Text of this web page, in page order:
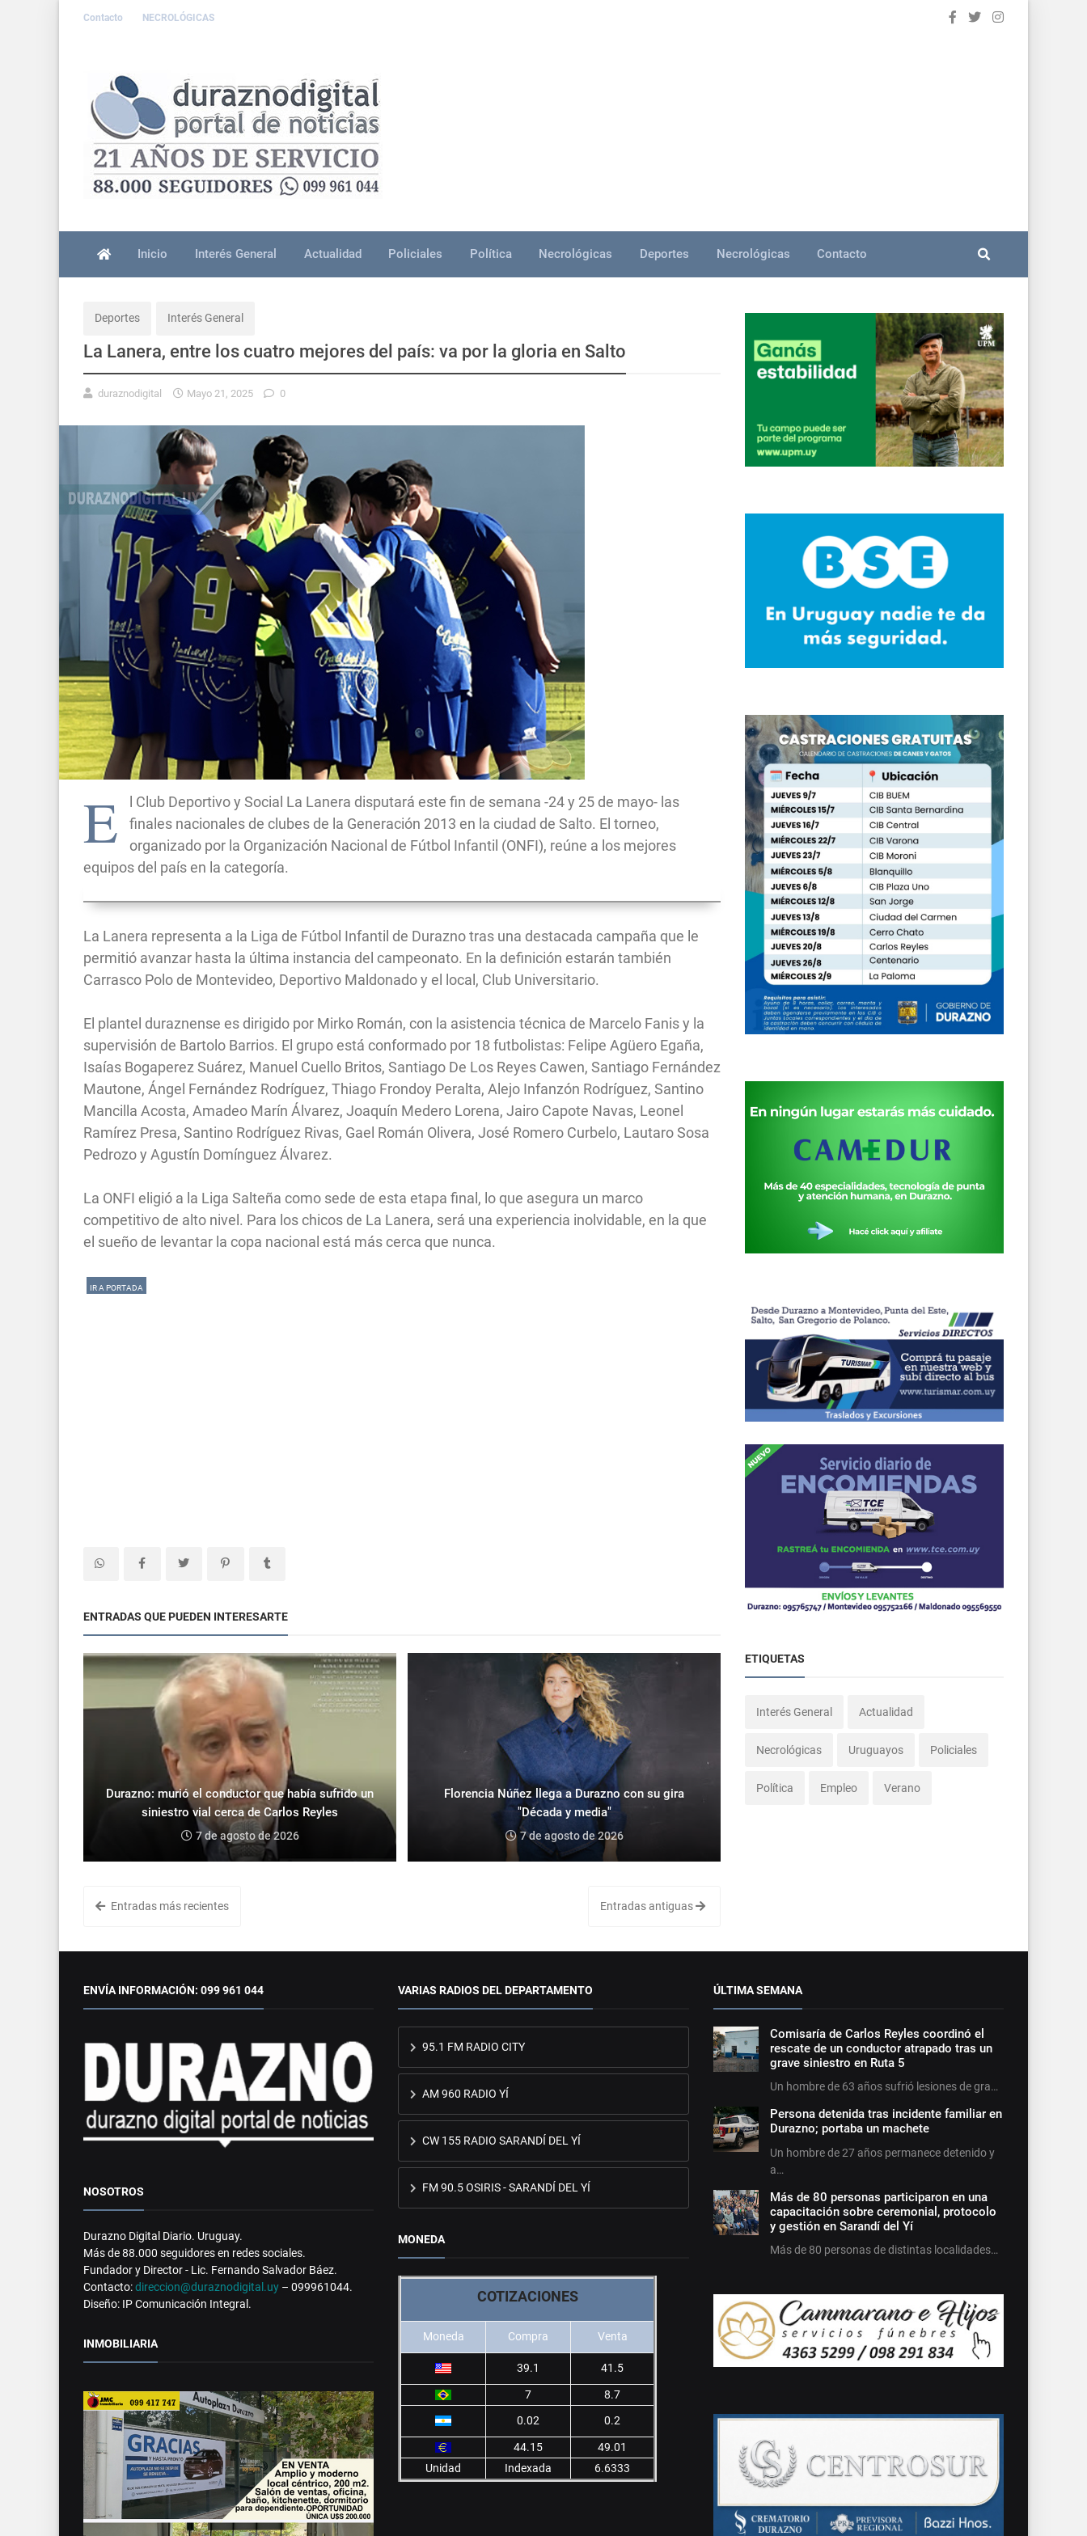
Contacto NECROLÓGICAS
Inicio Interés General Actualidad Policiales Política Necrológicas Deportes Necrológicas Contacto
Deportes Interés General
La Lanera, entre los cuatro mejores del país: va por la gloria en Salto
duraznodigital Mayo 21, 2025 0
E
l Club Deportivo y Social La Lanera disputará este fin de semana -24 y 25 de mayo- las
finales nacionales de clubes de la Generación 2013 en la ciudad de Salto. El torneo,
organizado por la Organización Nacional de Fútbol Infantil (ONFI), reúne a los mejores
equipos del país en la categoría.
La Lanera representa a la Liga de Fútbol Infantil de Durazno tras una destacada campaña que le
permitió avanzar hasta la última instancia del campeonato. En la definición estarán también
Carrasco Polo de Montevideo, Deportivo Maldonado y el local, Club Universitario.
El plantel duraznense es dirigido por Mirko Román, con la asistencia técnica de Marcelo Fanis y la
supervisión de Bartolo Barrios. El grupo está conformado por 18 futbolistas: Felipe Agüero Egaña,
Isaías Bogaperez Suárez, Manuel Cuello Britos, Santiago De Los Reyes Cawen, Santiago Fernández
Mautone, Ángel Fernández Rodríguez, Thiago Frondoy Peralta, Alejo Infanzón Rodríguez, Santino
Mancilla Acosta, Amadeo Marín Álvarez, Joaquín Medero Lorena, Jairo Capote Navas, Leonel
Ramírez Presa, Santino Rodríguez Rivas, Gael Román Olivera, José Romero Curbelo, Lautaro Sosa
Pedrozo y Agustín Domínguez Álvarez.
La ONFI eligió a la Liga Salteña como sede de esta etapa final, lo que asegura un marco
competitivo de alto nivel. Para los chicos de La Lanera, será una experiencia inolvidable, en la que
el sueño de levantar la copa nacional está más cerca que nunca.
IR A PORTADA
ENTRADAS QUE PUEDEN INTERESARTE
Durazno: murió el conductor que había sufrido un
siniestro vial cerca de Carlos Reyles
7 de agosto de 2026
Florencia Núñez llega a Durazno con su gira
"Década y media"
7 de agosto de 2026
Entradas más recientes Entradas antiguas
ETIQUETAS
Interés General Actualidad
Necrológicas Uruguayos Policiales
Política Empleo Verano
ENVÍA INFORMACIÓN: 099 961 044
NOSOTROS
Durazno Digital Diario. Uruguay.
Más de 88.000 seguidores en redes sociales.
Fundador y Director - Lic. Fernando Salvador Báez.
Contacto:direccion@duraznodigital.uy – 099961044.
Diseño: IP Comunicación Integral.
INMOBILIARIA
VARIAS RADIOS DEL DEPARTAMENTO
95.1 FM RADIO CITY
AM 960 RADIO YÍ
CW 155 RADIO SARANDÍ DEL YÍ
FM 90.5 OSIRIS - SARANDÍ DEL YÍ
MONEDA
COTIZACIONES
Moneda Compra Venta
39.1 41.5
7
8.7
0.02
0.2
44.15
49.01
Unidad
Indexada 6.6333
ÚLTIMA SEMANA
Comisaría de Carlos Reyles coordinó el
rescate de un conductor atrapado tras un
grave siniestro en Ruta 5
Un hombre de 63 años sufrió lesiones de gra…
Persona detenida tras incidente familiar en
Durazno; portaba un machete
Un hombre de 27 años permanece detenido y
a…
Más de 80 personas participaron en una
capacitación sobre ceremonial, protocolo
y gestión en Sarandí del Yí
Más de 80 personas de distintas localidades…